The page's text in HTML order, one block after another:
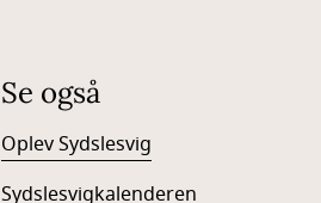
Se også
Oplev Sydslesvig
Sydslesvigkalenderen